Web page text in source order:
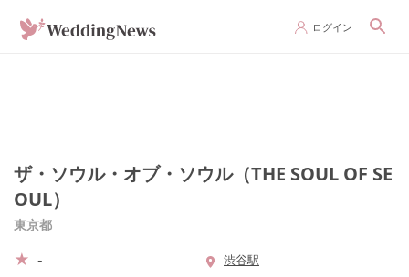
ログイン
ザ・ソウル・オブ・ソウル（THE SOUL OF SE
OUL）
東京都
-
渋谷駅